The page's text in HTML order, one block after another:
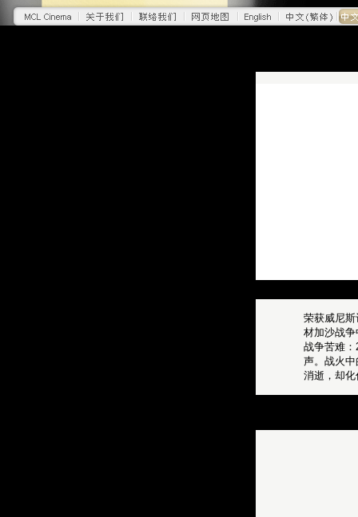
荣获威尼
材加沙战
战争苦难
声。战火
消逝，却